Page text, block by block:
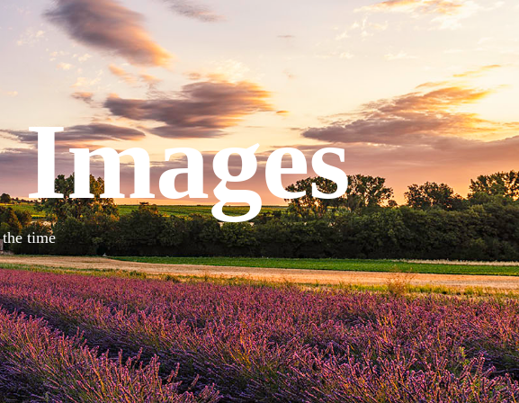
time